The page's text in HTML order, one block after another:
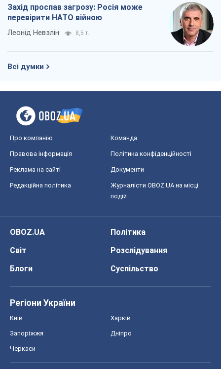
Захід проспав загрозу: Росія може
перевірити НАТО війною
Леонід Невзлін 8,5 т.
Всі думки
Про компанію Команда
Правова інформація Політика конфіденційності
Реклама на сайті Документи
Редакційна політика
Журналісти OBOZ.UA на місці
подій
OBOZ.UA
Політика
Світ
Розслідування
Блоги
Суспільство
Регіони України
Київ Харків
Запоріжжя Дніпро
Черкаси